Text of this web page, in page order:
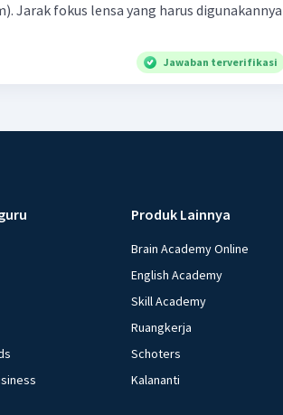
Jarak fokus lensa yang harus digunakannya
Jawaban terverifikasi
Produk Lainnya
Brain Academy Online
English Academy
Skill Academy
Ruangkerja
Schoters
Kalananti